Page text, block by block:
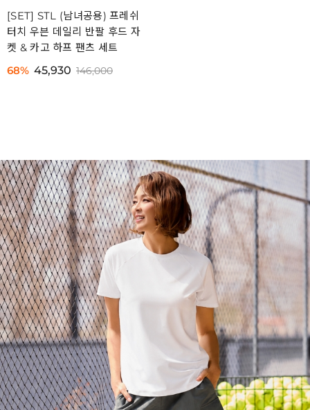
[SET] STL (남녀공용) 프레쉬
터치 우븐 데일리 반팔 후드 자
켓 & 카고 하프 팬츠 세트
68% 45,930 146,000